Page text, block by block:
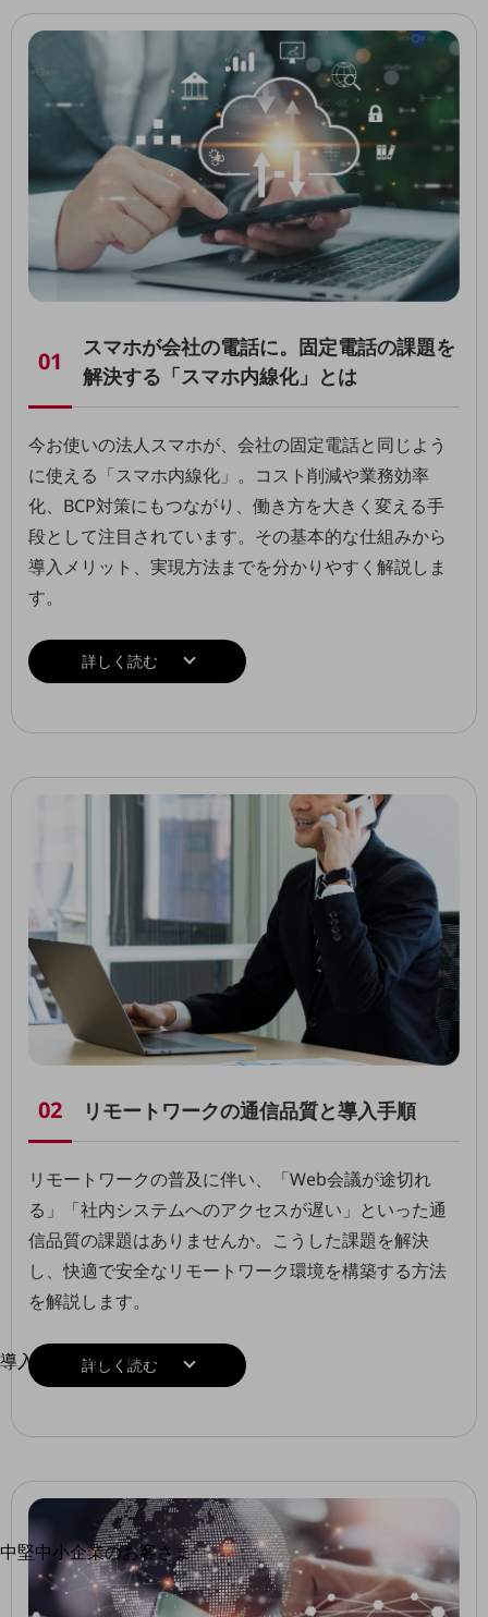
一次産業
医療・介護
モビリティ
製造・建設業
小売業
キーワードで探す
法人向けスマホ・携帯に関する、
おすすめの機種、料金やサービスをご紹介
製品
ビジネス向けスマートフォン
タフネススマートフォン
データ通信製品
通信モジュール製品
料金TOP
ドコモBiz データ無制限 ドコモ MAX ドコモ mini ドコモBiz かけ放題
ケータイプラン
5Gデータプラス
データプラス
IoT向け回線料金
home5Gプラン
モバイルサービス
端末の一元管理
セキュリティ
回線・ネットワーク
お手続き
サービスをご利用中のお客さま
導入事例・セミナー
導入事例TOP
最新の導入事例や注目の導入事例をご紹介します
開催・出展する各種セミナー、イベント情報をご紹介します
別ウィンドウで開きます
中堅中小企業のお客さま
NTTドコモビジネスウォッチ
ビジネスお役立ち情報
01
スマホが会社の電話に。固定電話の課題を
解決する「スマホ内線化」とは
今お使いの法人スマホが、会社の固定電話と同じよう
に使える「スマホ内線化」。コスト削減や業務効率
化、BCP対策にもつながり、働き方を大きく変える手
段として注目されています。その基本的な仕組みから
導入メリット、実現方法までを分かりやすく解説しま
す。
詳しく読む
02 リモートワークの通信品質と導入手順
リモートワークの普及に伴い、「Web会議が途切れ
る」「社内システムへのアクセスが遅い」といった通
信品質の課題はありませんか。こうした課題を解決
し、快適で安全なリモートワーク環境を構築する方法
を解説します。
詳しく読む